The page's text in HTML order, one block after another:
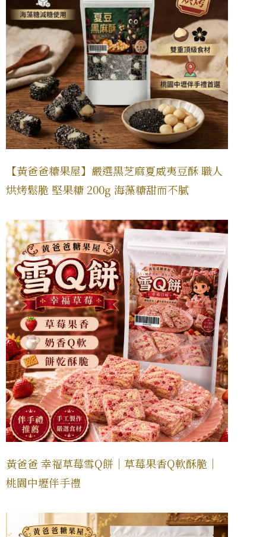
【黃爸爸糖果屋】嚴選黑芝麻夏威夷豆酥 職人
烘烤鬆脆 堅果糖 200g 海藻糖甜而不膩
黃爸爸 幸福草莓雪Q餅｜草莓果香Q軟酥脆｜
桃園中壢伴手禮